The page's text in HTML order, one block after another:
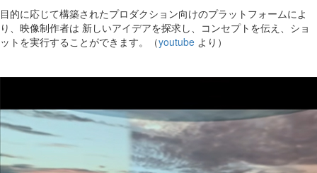
目的に応じて構築されたプロダクション向けのプラットフォームによ
り、映像制作者は 新しいアイデアを探求し、コンセプトを伝え、ショ
ットを実行することができます。（youtube より）